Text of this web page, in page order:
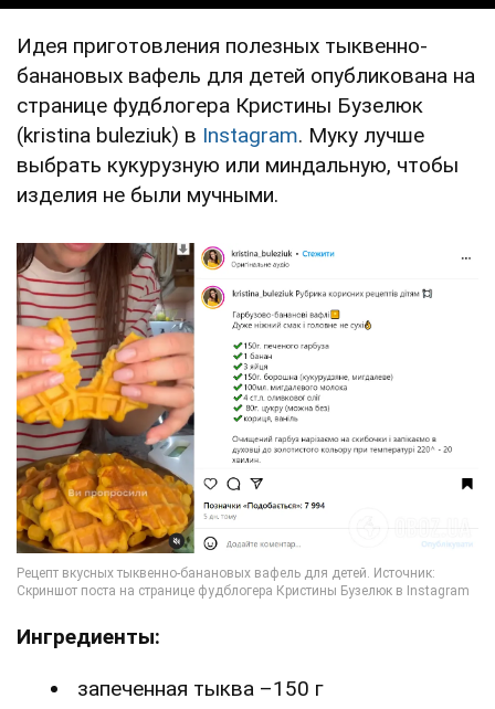
Идея приготовления полезных тыквенно-
банановых вафель для детей опубликована на
странице фудблогера Кристины Бузелюк
(kristina buleziuk) в Instagram. Муку лучше
выбрать кукурузную или миндальную, чтобы
изделия не были мучными.
Ингредиенты:
запеченная тыква –150 г